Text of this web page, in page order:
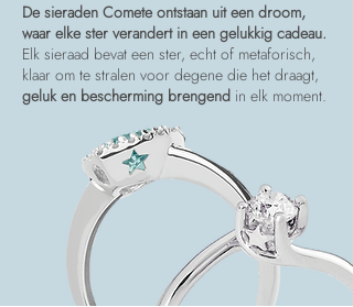
De sieraden Comete ontstaan uit een droom,
waar elke ster verandert in een gelukkig cadeau.
Elk sieraad bevat een ster, echt of metaforisch,
klaar om te stralen voor degene die het draagt,
geluk en bescherming brengend in elk moment.